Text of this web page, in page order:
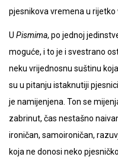
pjesnikova vremena u rijetko
U Pismima, po jednoj
moguće, i to je i svestrano
neku vrijednosnu suštinu
su u pitanju istaknutiji
je namijenjena. Ton se
zabrinut, čas nestašno
ironičan, samoironičan,
koja ne donosi neko